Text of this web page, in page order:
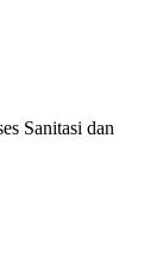
Sanitasi dan